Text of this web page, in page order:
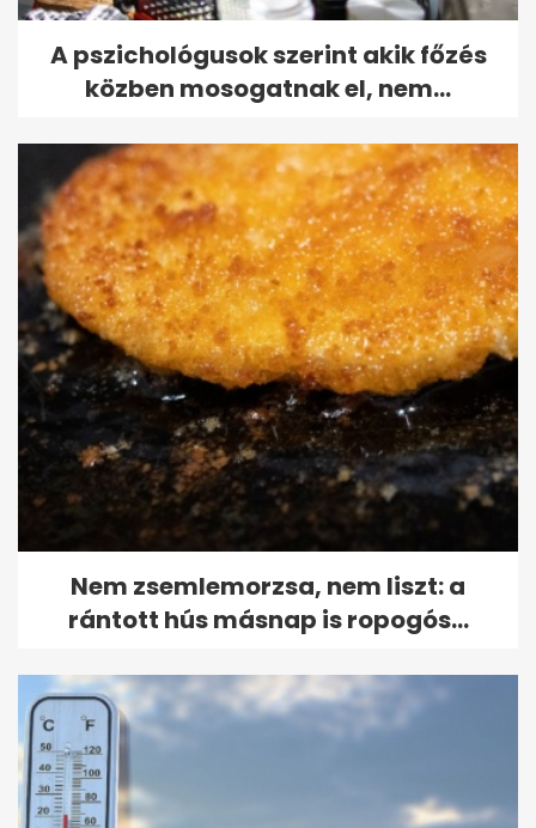
A pszichológusok szerint akik főzés
közben mosogatnak el, nem...
Nem zsemlemorzsa, nem liszt: a
rántott hús másnap is ropogós...